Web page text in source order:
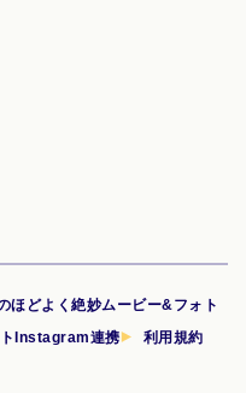
ほどよく絶妙ムービー&フォト
Instagram連携
利用規約